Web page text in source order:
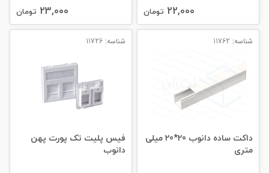
22,000 تومان 23,000 تومان
شناسه: 11762
داکت ساده دانوب 20*20 میلی‌
متری
شناسه: 11726
فیس پلیت تک پورت پهن
دانوب